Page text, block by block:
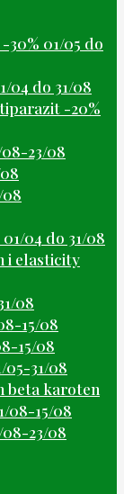
30% 01/05 do
04 do 31/08
-20%
23/08
08
04 do 31/08
i elasticity
08
15/08
15/08
05-31/08
beta karoten
08-15/08
23/08